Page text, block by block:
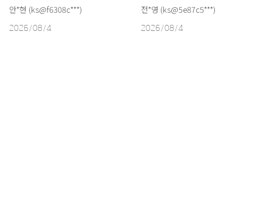
안*현 (ks@f6308c***)
2026/08/4
전*영 (ks@5e87c5***)
2026/08/4